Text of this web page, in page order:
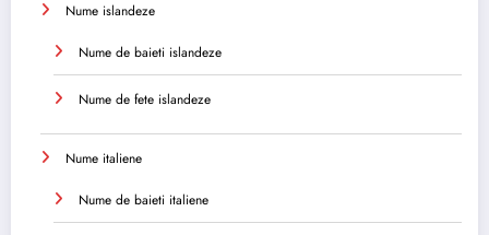
Nume islandeze
Nume de baieti islandeze
Nume de fete islandeze
Nume italiene
Nume de baieti italiene